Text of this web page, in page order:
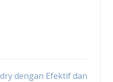
dengan Efektif dan